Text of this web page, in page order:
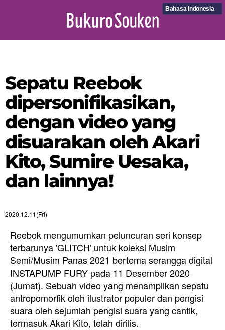
Bahasa Indonesia
Sepatu Reebok
dipersonifikasikan,
dengan video yang
disuarakan oleh Akari
Kito, Sumire Uesaka,
dan lainnya!
2020.12.11(Fri)
Reebok mengumumkan peluncuran seri konsep
terbarunya 'GLITCH' untuk koleksi Musim
Semi/Musim Panas 2021 bertema serangga digital
INSTAPUMP FURY pada 11 Desember 2020
(Jumat). Sebuah video yang menampilkan sepatu
antropomorfik oleh ilustrator populer dan pengisi
suara oleh sejumlah pengisi suara yang cantik,
termasuk Akari Kito, telah dirilis.